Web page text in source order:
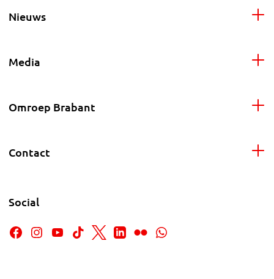
Nieuws
Media
Omroep Brabant
Contact
Social